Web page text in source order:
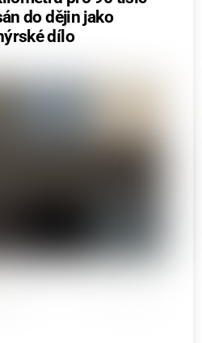
do dějin jako
dílo